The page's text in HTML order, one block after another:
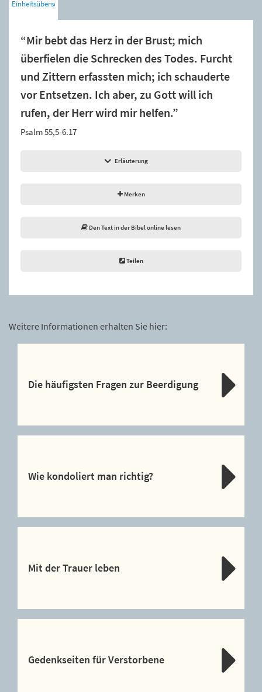
Einheitsübersetzung
“Mir bebt das Herz in der Brust; mich
überfielen die Schrecken des Todes. Furcht
und Zittern erfassten mich; ich schauderte
vor Entsetzen. Ich aber, zu Gott will ich
rufen, der Herr wird mir helfen.”
Psalm 55,5-6.17
Erläuterung
Merken
Den Text in der Bibel online lesen
Teilen
Weitere Informationen erhalten Sie hier:
Die häufigsten Fragen zur Beerdigung
Wie kondoliert man richtig?
Mit der Trauer leben
Gedenkseiten für Verstorbene